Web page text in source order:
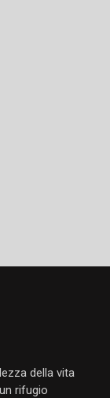
della vita
rifugio